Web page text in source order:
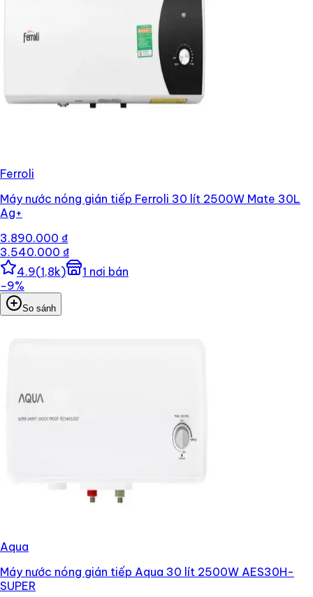
Ferroli
Máy nước nóng gián tiếp Ferroli 30 lít 2500W Mate 30L
Ag+
3.890.000 ₫
3.540.000 ₫
4.9(1,8k) 1 nơi bán
−9%
So sánh
Aqua
Máy nước nóng gián tiếp Aqua 30 lít 2500W AES30H-
SUPER